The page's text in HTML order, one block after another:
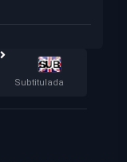
Subtitulada